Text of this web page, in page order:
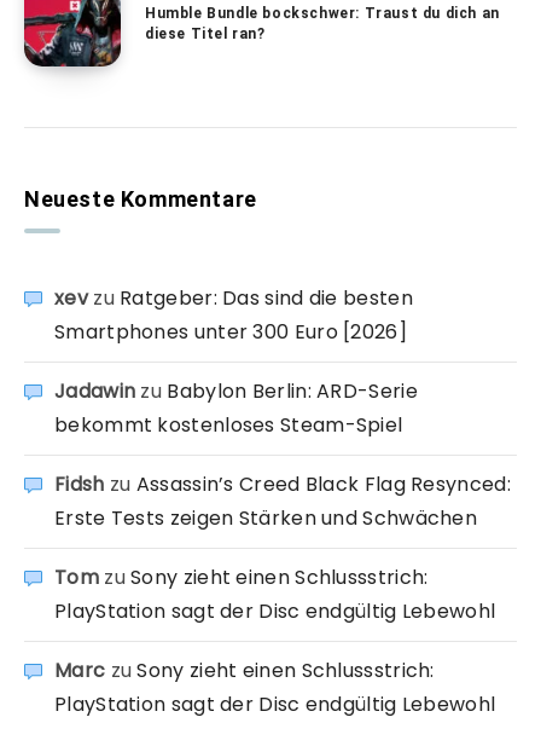
Humble Bundle bockschwer: Traust du dich an
diese Titel ran?
Neueste Kommentare
xevzu Ratgeber: Das sind die besten
Smartphones unter 300 Euro [2026]
Jadawin zu Babylon Berlin: ARD-Serie
bekommt kostenloses Steam-Spiel
Fidsh zu Assassin’s Creed Black Flag Resynced:
Erste Tests zeigen Stärken und Schwächen
TomzuSony zieht einen Schlussstrich:
PlayStation sagt der Disc endgültig Lebewohl
Marc zuSony zieht einen Schlussstrich:
PlayStation sagt der Disc endgültig Lebewohl